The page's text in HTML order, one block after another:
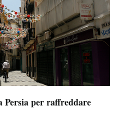
Persia per raffreddare